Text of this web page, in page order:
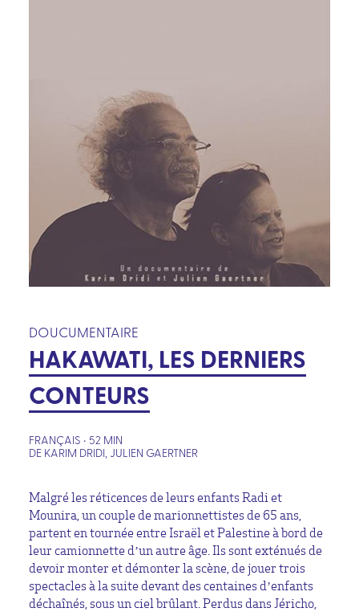
DOUCUMENTAIRE
HAKAWATI, LES DERNIERS
CONTEURS
FRANÇAIS • 52 MIN
DE KARIM DRIDI, JULIEN GAERTNER
Malgré les réticences de leurs enfants Radi et
Mounira, un couple de marionnettistes de 65 ans,
partent en tournée entre Israël et Palestine à bord de
leur camionnette d’un autre âge. Ils sont exténués de
devoir monter et démonter la scène, de jouer trois
spectacles à la suite devant des centaines d’enfants
déchaînés, sous un ciel brûlant. Perdus dans Jéricho,